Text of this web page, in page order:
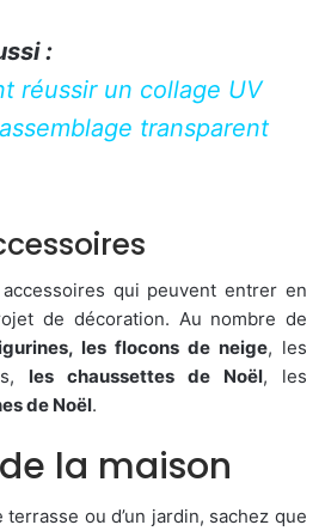
:
réussir un collage UV
transparent
qui peuvent entrer en
de décoration. Au nombre de
les flocons de neige, les
les chaussettes de Noël, les
de Noël.
la maison
terrasse ou d’un jardin, sachez que